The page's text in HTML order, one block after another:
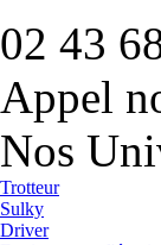
02 43
Appel
Nos
Trotteur
Sulky
Driver